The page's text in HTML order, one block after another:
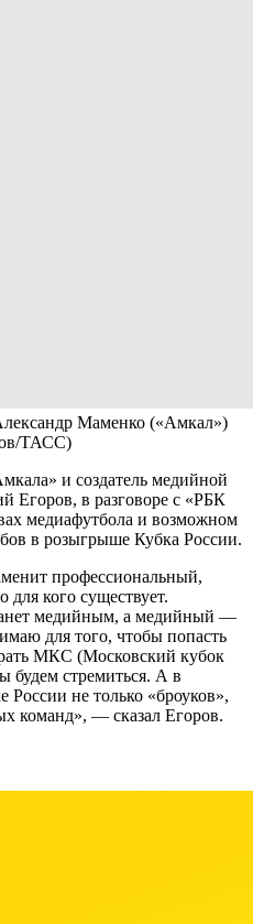
Маменко («Амкал»)
ТАСС)
и создатель медийной
Егоров, в разговоре с «РБК
медиафутбола и возможном
в розыгрыше Кубка России.
профессиональный,
кого существует.
медийным, а медийный —
для того, чтобы попасть
МКС (Московский кубок
будем стремиться. А в
России не только «броуков»,
команд», — сказал Егоров.